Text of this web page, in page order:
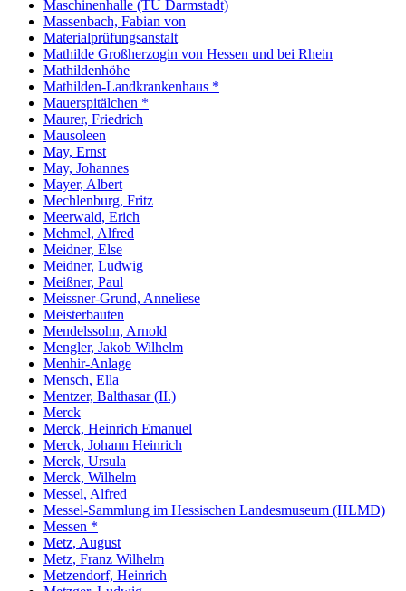
Maschinenhalle (TU Darmstadt)
Massenbach, Fabian von
Materialprüfungsanstalt
Mathilde Großherzogin von Hessen und bei Rhein
Mathildenhöhe
Mathilden-Landkrankenhaus *
Mauerspitälchen *
Maurer, Friedrich
Mausoleen
May, Ernst
May, Johannes
Mayer, Albert
Mechlenburg, Fritz
Meerwald, Erich
Mehmel, Alfred
Meidner, Else
Meidner, Ludwig
Meißner, Paul
Meissner-Grund, Anneliese
Meisterbauten
Mendelssohn, Arnold
Mengler, Jakob Wilhelm
Menhir-Anlage
Mensch, Ella
Mentzer, Balthasar (II.)
Merck
Merck, Heinrich Emanuel
Merck, Johann Heinrich
Merck, Ursula
Merck, Wilhelm
Messel, Alfred
Messel-Sammlung im Hessischen Landesmuseum (HLMD)
Messen *
Metz, August
Metz, Franz Wilhelm
Metzendorf, Heinrich